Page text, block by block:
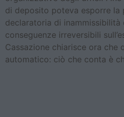
di deposito poteva esporre la
declaratoria di inammissibilità
conseguenze irreversibili
Cassazione chiarisce ora che
automatico: ciò che conta è